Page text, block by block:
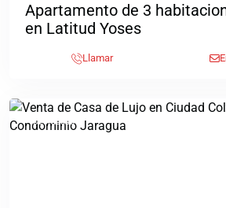
Apartamento de 3
en Latitud Yoses
Llamar
Ciudad
Colon,
Destacado